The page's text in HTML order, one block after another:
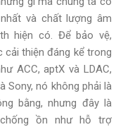
và chất lượng âm
hiện có. Để bảo vệ,
thiện đáng kể trong
ACC, aptX và LDAC,
Sony, nó không phải là
bằng, nhưng đây là
ồn như hỗ trợ